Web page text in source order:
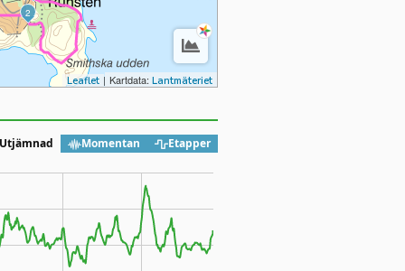
2
Leaflet | Kartdata: Lantmäteriet
Utjämnad Momentan Etapper